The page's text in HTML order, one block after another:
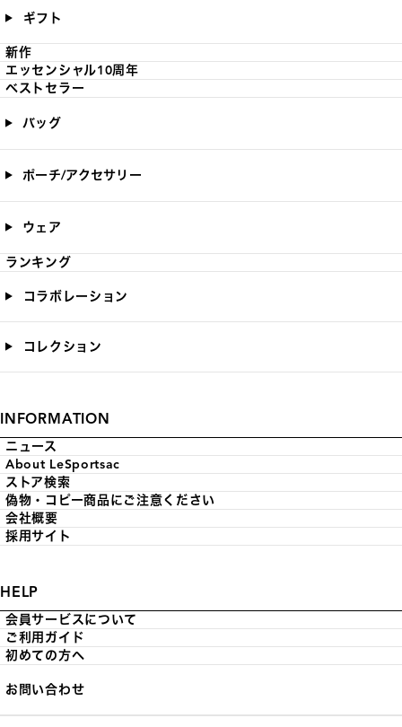
ギフト
新作
エッセンシャル10周年
ベストセラー
バッグ
ポーチ/アクセサリー
ウェア
ランキング
コラボレーション
コレクション
INFORMATION
ニュース
About LeSportsac
ストア検索
偽物・コピー商品にご注意ください
会社概要
採用サイト
HELP
会員サービスについて
ご利用ガイド
初めての方へ
お問い合わせ